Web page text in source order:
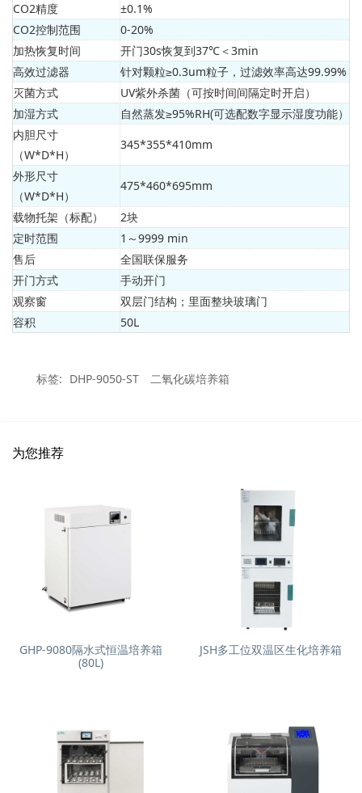
CO2精度
±0.1%
CO2控制范围
0-20%
加热恢复时间
开门30s恢复到37℃＜3min
高效过滤器
针对颗粒≥0.3um粒子，过滤效率高达99.99%
灭菌方式
UV紫外杀菌（可按时间间隔定时开启）
加湿方式
自然蒸发≥95%RH(可选配数字显示湿度功能）
内胆尺寸
（W*D*H）
345*355*410mm
外形尺寸
（W*D*H）
475*460*695mm
载物托架（标配）
2块
定时范围
1～9999 min
售后
全国联保服务
开门方式
手动开门
观察窗
双层门结构；里面整块玻璃门
容积
50L
标签: DHP-9050-ST 二氧化碳培养箱
为您推荐
GHP-9080隔水式恒温培养箱
(80L)
JSH多工位双温区生化培养箱